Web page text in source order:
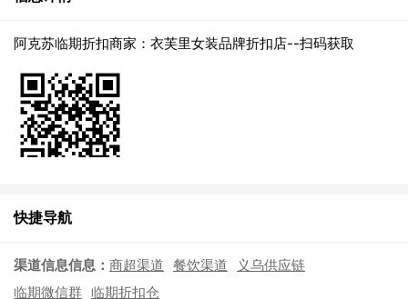
阿克苏临期折扣商家：衣芙里女装品牌折扣店--扫码获取
快捷导航
渠道信息信息： 商超渠道 餐饮渠道
义乌供应链
临期微信群 临期折扣仓